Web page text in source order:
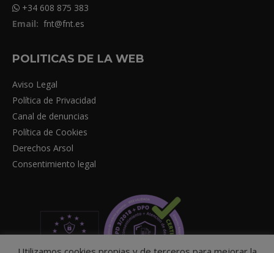
+34 608 875 383
Email: fnt@fnt.es
POLITICAS DE LA WEB
Aviso Legal
Política de Privacidad
Canal de denuncias
Política de Cookies
Derechos Arsol
Consentimiento legal